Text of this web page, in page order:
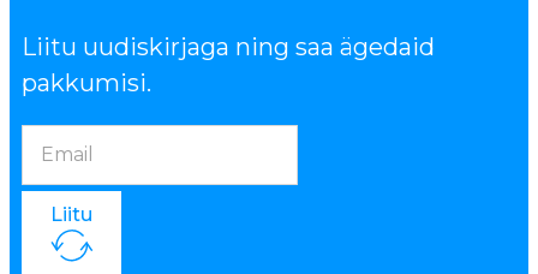
Liitu uudiskirjaga ning saa ägedaid
pakkumisi.
Liitu